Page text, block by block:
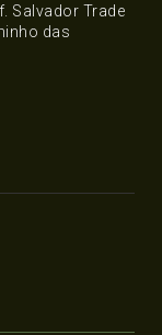
Salvador Trade
das